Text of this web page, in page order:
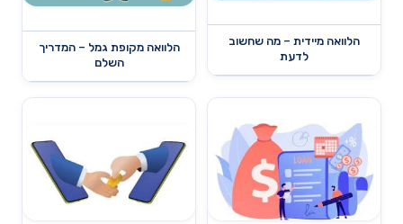
הלוואה מיידית – מה שחשוב
לדעת
הלוואה מקופת גמל – המדריך
השלם